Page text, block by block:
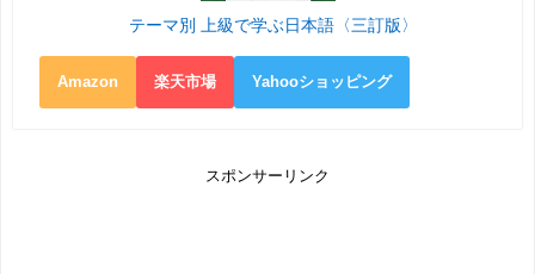
テーマ別 上級で学ぶ日本語〈三訂版〉
Amazon 楽天市場 Yahooショッピング
スポンサーリンク